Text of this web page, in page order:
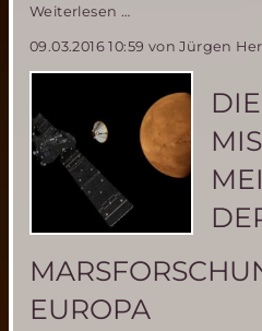
Weiterlesen …
Der
Traum
Roten
Planeten
ein
hörenswerter
Radiobeitrag
09.03.2016 10:59 von Jürgen
EUROPA